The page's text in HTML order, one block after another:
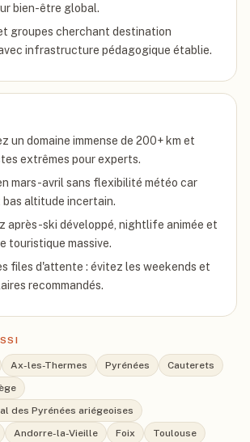
bien-être global.
groupes cherchant destination
infrastructure pédagogique établie.
un domaine immense de 200+ km et
extrêmes pour experts.
mars-avril sans flexibilité météo car
altitude incertain.
après-ski développé, nightlife animée et
touristique massive.
files d'attente : évitez les weekends et
recommandés.
Ax-les-Thermes Pyrénées
Cauterets
des Pyrénées ariégeoises
Andorre-la-Vieille Foix Toulouse